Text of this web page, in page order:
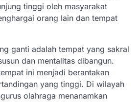
tinggi oleh masyarakat
orang lain dan tempat
ganti adalah tempat yang sakral
dan mentalitas dibangun.
ini menjadi berantakan
yang tinggi. Di wilayah
olahraga menanamkan